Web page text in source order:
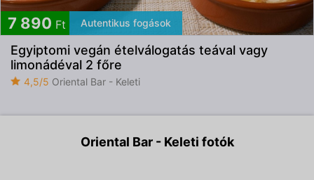
7 890 Ft Autentikus fogások
Egyiptomi vegán ételválogatás teával vagy
limonádéval 2 főre
4,5/5 Oriental Bar - Keleti
Oriental Bar - Keleti fotók